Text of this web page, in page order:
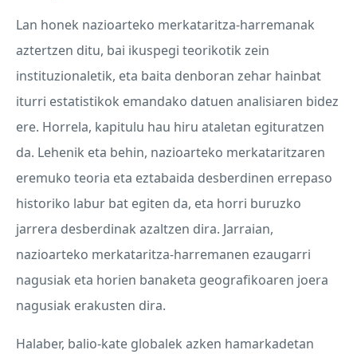
Lan honek nazioarteko merkataritza-harremanak
aztertzen ditu, bai ikuspegi teorikotik zein
instituzionaletik, eta baita denboran zehar hainbat
iturri estatistikok emandako datuen analisiaren bidez
ere. Horrela, kapitulu hau hiru ataletan egituratzen
da. Lehenik eta behin, nazioarteko merkataritzaren
eremuko teoria eta eztabaida desberdinen errepaso
historiko labur bat egiten da, eta horri buruzko
jarrera desberdinak azaltzen dira. Jarraian,
nazioarteko merkataritza-harremanen ezaugarri
nagusiak eta horien banaketa geografikoaren joera
nagusiak erakusten dira.
Halaber, balio-kate globalek azken hamarkadetan